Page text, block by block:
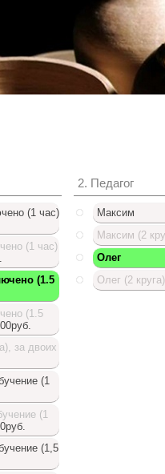
2. Педагог
(1 час)
(1 час)
(1.5
(1.5
за двоих
(1
(1
(1,5
Максим
Максим (2
Олег
Олег (2 круга)